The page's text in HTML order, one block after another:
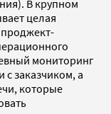
В крупном
целая
мониторинг
с заказчиком, а
которые